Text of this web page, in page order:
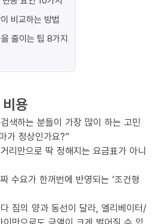
비교하는 방법
줄이는 팁 8가지
용
색하는 분들이 가장 많이 하는 고민
가 정상인가요?”
리만으로 딱 정해지는 요금표가 아니
수요가 한꺼번에 반영되는 ‘조건형
짐의 양과 동선이 달라, 엘리베이터/